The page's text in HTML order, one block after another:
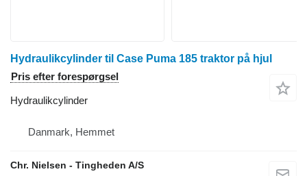
Hydraulikcylinder til Case Puma 185 traktor på hjul
Pris efter forespørgsel
Hydraulikcylinder
Danmark, Hemmet
Chr. Nielsen - Tingheden A/S